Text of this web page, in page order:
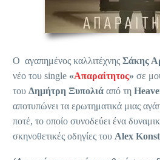
Ο αγαπημένος καλλιτέχνης Σάκης
νέο του single «Απαραίτητος» σε
τoυ Δημήτρη Ξυπολιά από τη
αποτυπώνει τα ερωτηματικά μιας
ποτέ, το οποίο συνοδεύει ένα
σκηνοθετικές οδηγίες του Alex